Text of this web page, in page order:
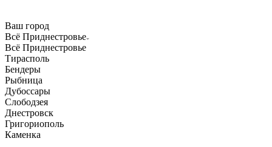
Ваш город
Всё Приднестровье
Всё Приднестровье
Тирасполь
Бендеры
Рыбница
Дубоссары
Слободзея
Днестровск
Григориополь
Каменка